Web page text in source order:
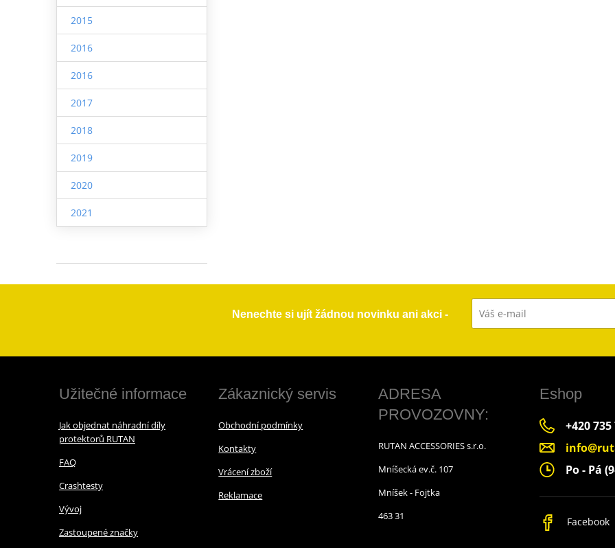
2015
2016
2016
2017
2018
2019
2020
2021
Nenechte si ujít žádnou novinku ani akci -
Užitečné informace
Jak objednat náhradní díly
protektorů RUTAN
FAQ
Crashtesty
Vývoj
Zastoupené značky
Zákaznický servis
Obchodní podmínky
Kontakty
Vrácení zboží
Reklamace
ADRESA
PROVOZOVNY:
RUTAN ACCESSORIES s.r.o.
Mníšecká ev.č. 107
Mníšek - Fojtka
463 31
Eshop
+420 735
Po - Pá
Facebook